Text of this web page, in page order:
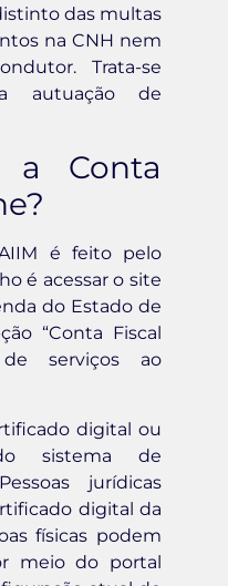
das multas
na CNH nem
Trata-se
autuação de
a Conta
é feito pelo
é acessar o site
do Estado de
“Conta Fiscal
serviços ao
digital ou
sistema de
jurídicas
digital da
físicas podem
meio do portal